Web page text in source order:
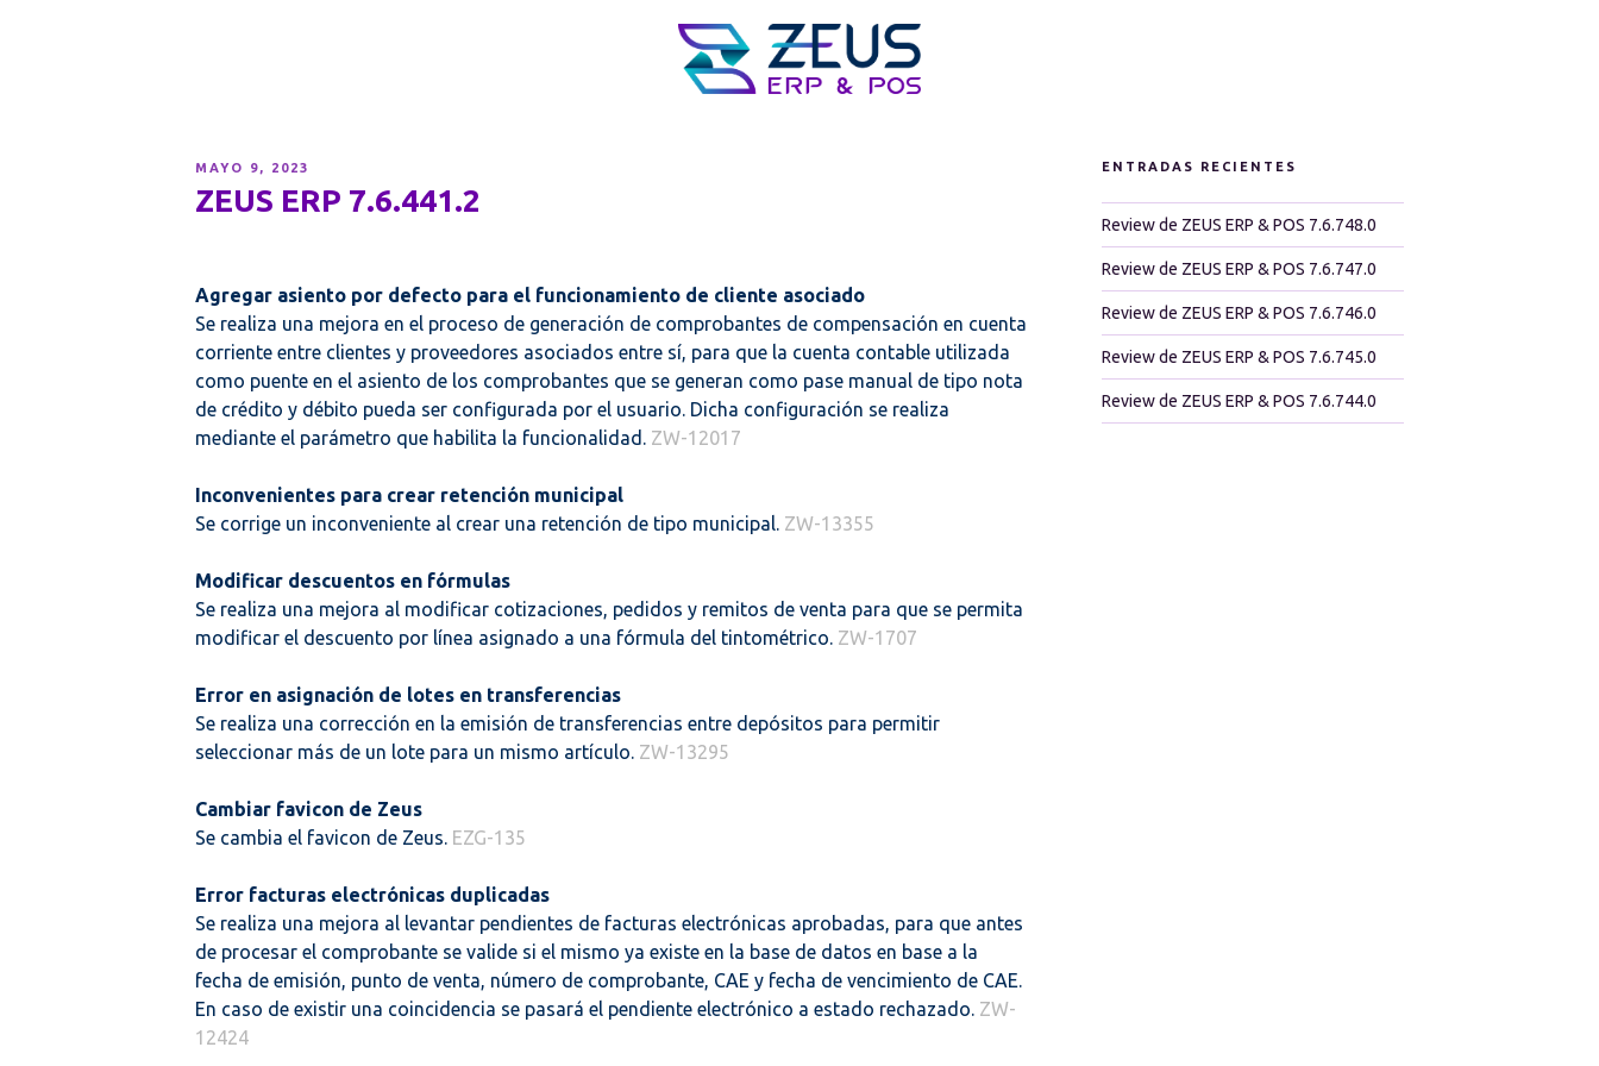
PUBLICADO
MAYO 9, 2023
ZEUS ERP 7.6.441.2
Agregar asiento por defecto para el funcionamiento de cliente asociado
Se realiza una mejora en el proceso de generación de comprobantes de compensación en cuenta
corriente entre clientes y proveedores asociados entre sí, para que la cuenta contable utilizada
como puente en el asiento de los comprobantes que se generan como pase manual de tipo nota
de crédito y débito pueda ser configurada por el usuario. Dicha configuración se realiza
mediante el parámetro que habilita la funcionalidad. ZW-12017
Inconvenientes para crear retención municipal
Se corrige un inconveniente al crear una retención de tipo municipal. ZW-13355
Modificar descuentos en fórmulas
Se realiza una mejora al modificar cotizaciones, pedidos y remitos de venta para que se permita
modificar el descuento por línea asignado a una fórmula del tintométrico. ZW-1707
Error en asignación de lotes en transferencias
Se realiza una corrección en la emisión de transferencias entre depósitos para permitir
seleccionar más de un lote para un mismo artículo. ZW-13295
Cambiar favicon de Zeus
Se cambia el favicon de Zeus. EZG-135
Error facturas electrónicas duplicadas
Se realiza una mejora al levantar pendientes de facturas electrónicas aprobadas, para que antes
de procesar el comprobante se valide si el mismo ya existe en la base de datos en base a la
fecha de emisión, punto de venta, número de comprobante, CAE y fecha de vencimiento de CAE.
En caso de existir una coincidencia se pasará el pendiente electrónico a estado rechazado. ZW-
12424
ENTRADAS RECIENTES
Review de ZEUS ERP & POS 7.6.748.0
Review de ZEUS ERP & POS 7.6.747.0
Review de ZEUS ERP & POS 7.6.746.0
Review de ZEUS ERP & POS 7.6.745.0
Review de ZEUS ERP & POS 7.6.744.0